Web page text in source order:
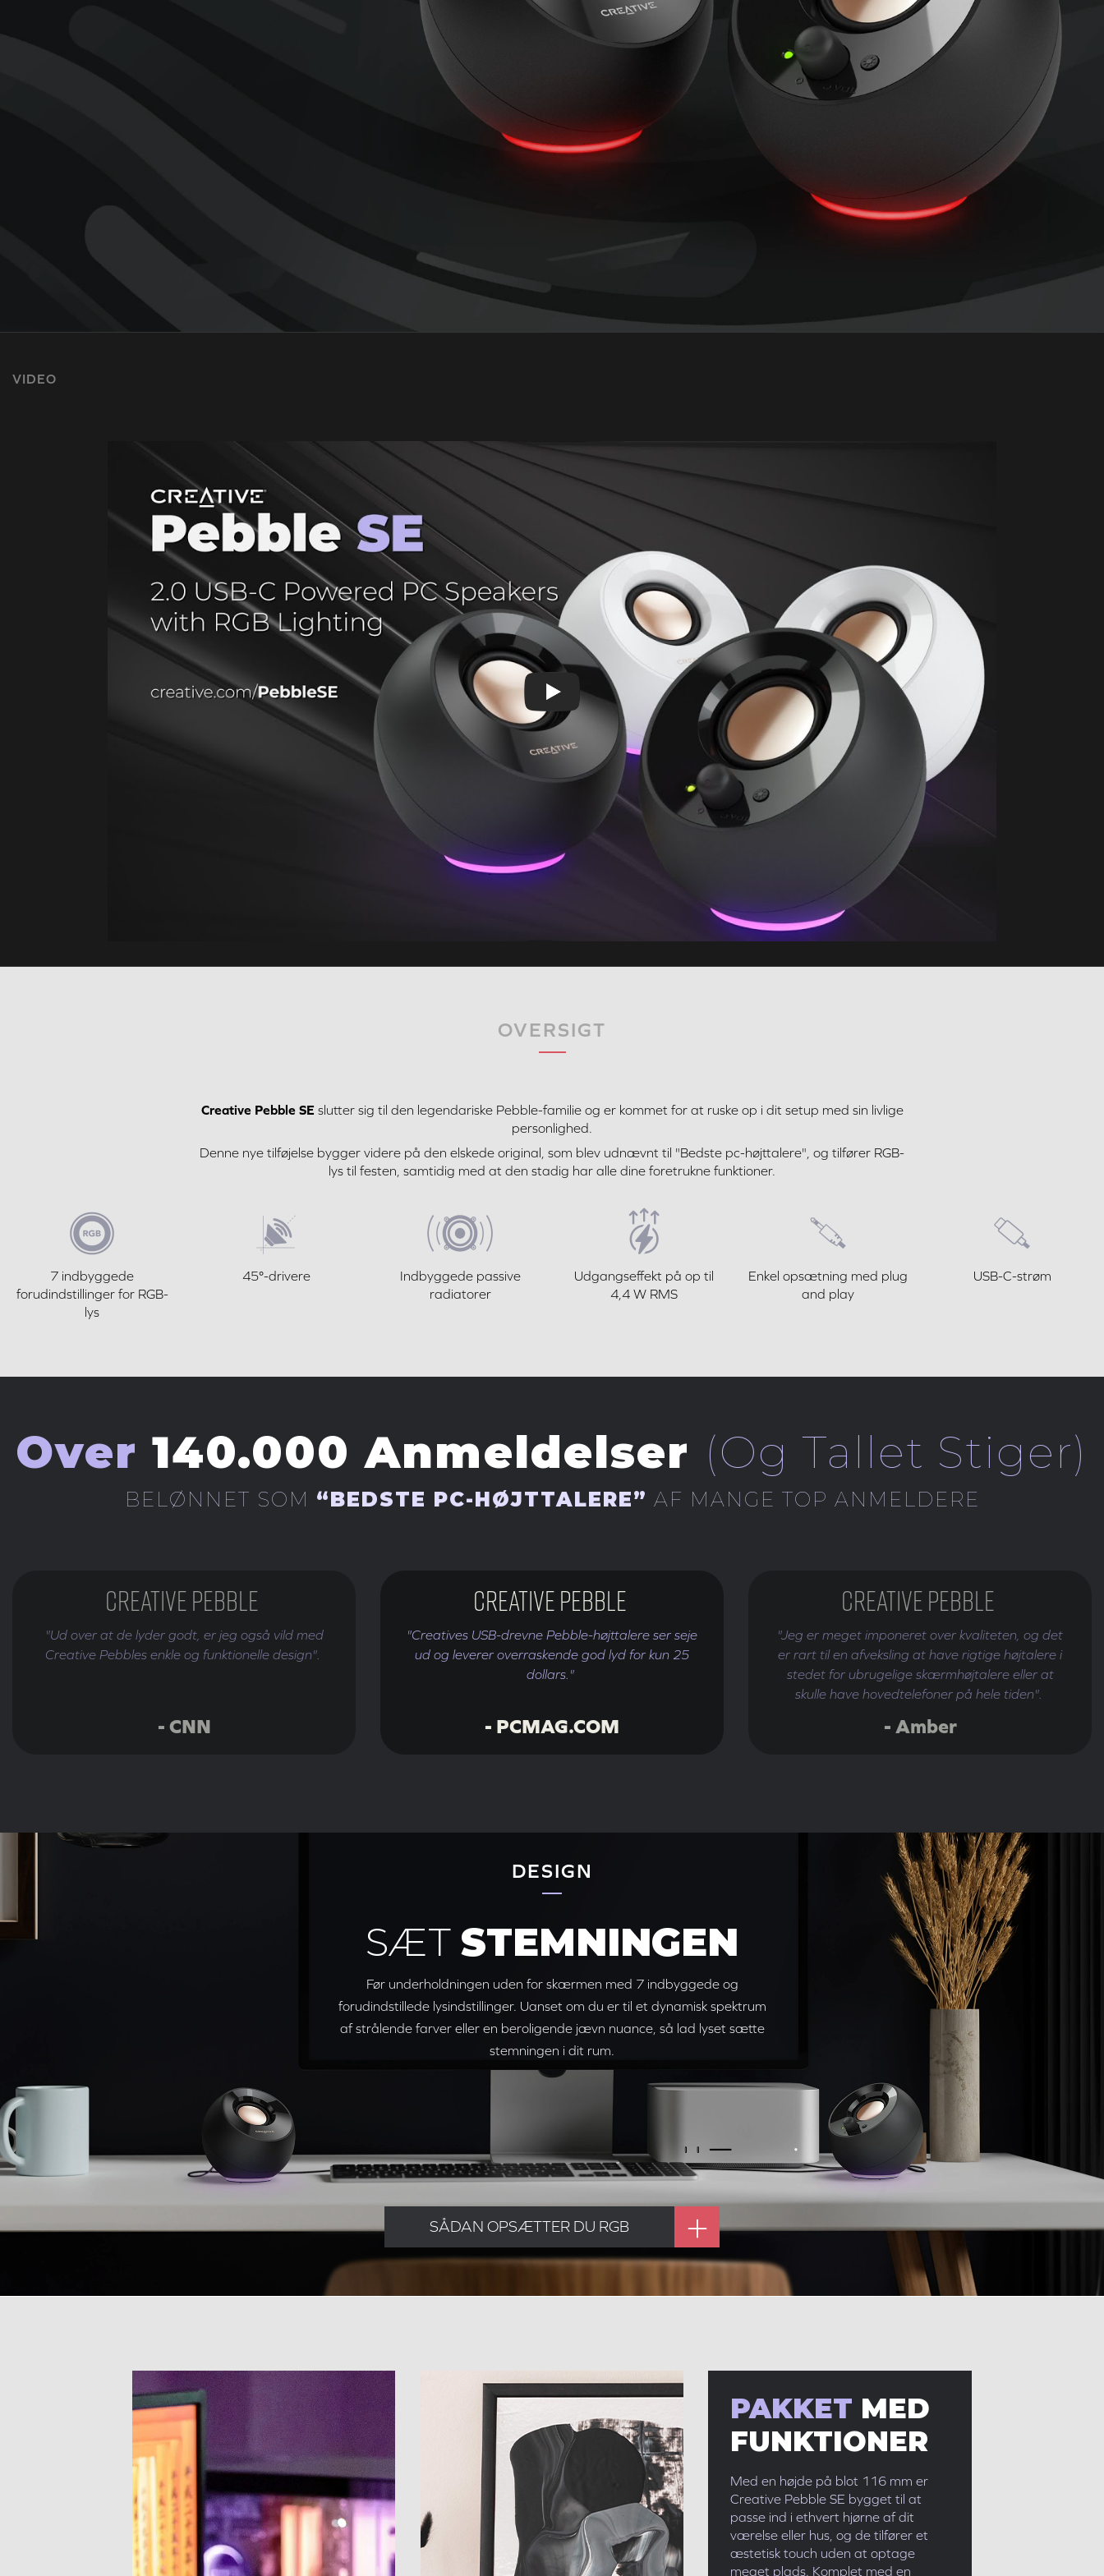
VIDEO
OVERSIGT
Creative Pebble SE slutter sig til den legendariske Pebble-familie og er kommet for at ruske op i dit setup med sin livlige
personlighed.
Denne nye tilføjelse bygger videre på den elskede original, som blev udnævnt til "Bedste pc-højttalere", og tilfører RGB-
lys til festen, samtidig med at den stadig har alle dine foretrukne funktioner.
7 indbyggede
forudindstillinger for RGB-
lys
45°-drivere
Indbyggede passive
radiatorer
Udgangseffekt på op til
4,4 W RMS
Enkel opsætning med plug
and play
USB-C-strøm
Over 140.000 Anmeldelser (Og Tallet Stiger)
BELØNNET SOM “BEDSTE PC-HØJTTALERE” AF MANGE TOP ANMELDERE
Creative Pebble
"Ud over at de lyder godt, er jeg også vild med
Creative Pebbles enkle og funktionelle design".
- CNN
Creative Pebble
"Creatives USB-drevne Pebble-højttalere ser seje
ud og leverer overraskende god lyd for kun 25
dollars."
- PCMAG.COM
Creative Pebble
"Jeg er meget imponeret over kvaliteten, og det
er rart til en afveksling at have rigtige højtalere i
stedet for ubrugelige skærmhøjtalere eller at
skulle have hovedtelefoner på hele tiden".
- Amber
DESIGN
SÆT STEMNINGEN
Før underholdningen uden for skærmen med 7 indbyggede og
forudindstillede lysindstillinger. Uanset om du er til et dynamisk spektrum
af strålende farver eller en beroligende jævn nuance, så lad lyset sætte
stemningen i dit rum.
SÅDAN OPSÆTTER DU RGB
PAKKET MED
FUNKTIONER
Med en højde på blot 116 mm er
Creative Pebble SE bygget til at
passe ind i ethvert hjørne af dit
værelse eller hus, og de tilfører et
æstetisk touch uden at optage
meget plads. Komplet med en